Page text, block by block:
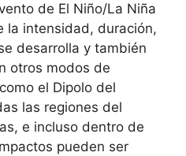
de El Niño/La Niña
la intensidad, duración,
desarrolla y también
otros modos de
el Dipolo del
las regiones del
e incluso dentro de
pueden ser